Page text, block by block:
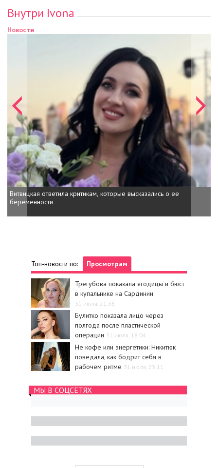
Внутри Ivona
Новости
Витвицкая ответила критикам, которые высказались о ее
беременности
Кажанна ответила
Топ-новости по: Просмотрам
Трегубова показала ягодицы и бюст
в купальнике на Сардинии
31 июля, 21:36
Булитко показала лицо через
полгода после пластической
операции 31 июля, 18:04
Не кофе или энергетики: Никитюк
поведала, как бодрит себя в
рабочем ритме 31 июля, 23:11
МЫ В СОЦСЕТЯХ